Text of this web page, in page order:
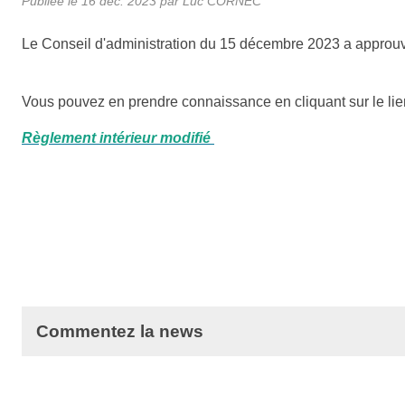
Le Conseil d'administration du 15 décembre 2023 a
Vous pouvez en prendre connaissance en cliquant sur le
Règlement intérieur modifié
Commentez la news